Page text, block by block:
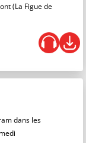
(La Figue de
dans les